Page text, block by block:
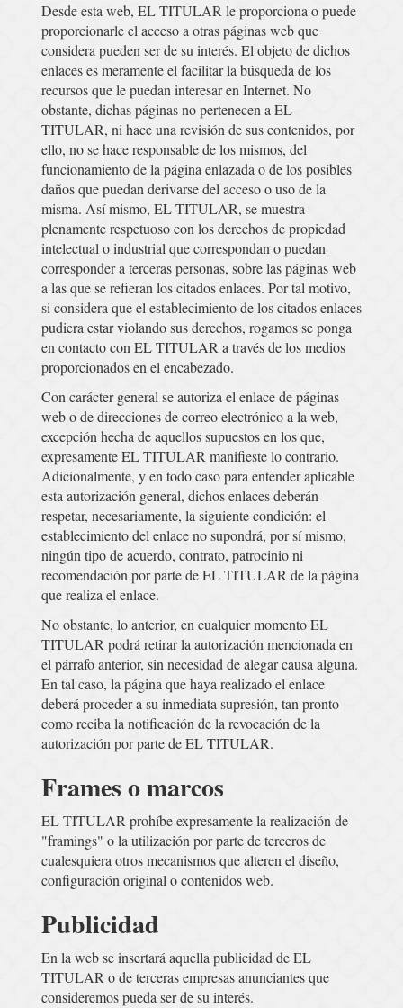
Desde esta web, EL TITULAR le proporciona o puede
proporcionarle el acceso a otras páginas web que
considera pueden ser de su interés. El objeto de dichos
enlaces es meramente el facilitar la búsqueda de los
recursos que le puedan interesar en Internet. No
obstante, dichas páginas no pertenecen a EL
TITULAR, ni hace una revisión de sus contenidos, por
ello, no se hace responsable de los mismos, del
funcionamiento de la página enlazada o de los posibles
daños que puedan derivarse del acceso o uso de la
misma. Así mismo, EL TITULAR, se muestra
plenamente respetuoso con los derechos de propiedad
intelectual o industrial que correspondan o puedan
corresponder a terceras personas, sobre las páginas web
a las que se refieran los citados enlaces. Por tal motivo,
si considera que el establecimiento de los citados enlaces
pudiera estar violando sus derechos, rogamos se ponga
en contacto con EL TITULAR a través de los medios
proporcionados en el encabezado.
Con carácter general se autoriza el enlace de páginas
web o de direcciones de correo electrónico a la web,
excepción hecha de aquellos supuestos en los que,
expresamente EL TITULAR manifieste lo contrario.
Adicionalmente, y en todo caso para entender aplicable
esta autorización general, dichos enlaces deberán
respetar, necesariamente, la siguiente condición: el
establecimiento del enlace no supondrá, por sí mismo,
ningún tipo de acuerdo, contrato, patrocinio ni
recomendación por parte de EL TITULAR de la página
que realiza el enlace.
No obstante, lo anterior, en cualquier momento EL
TITULAR podrá retirar la autorización mencionada en
el párrafo anterior, sin necesidad de alegar causa alguna.
En tal caso, la página que haya realizado el enlace
deberá proceder a su inmediata supresión, tan pronto
como reciba la notificación de la revocación de la
autorización por parte de EL TITULAR.
Frames o marcos
EL TITULAR prohíbe expresamente la realización de
"framings" o la utilización por parte de terceros de
cualesquiera otros mecanismos que alteren el diseño,
configuración original o contenidos web.
Publicidad
En la web se insertará aquella publicidad de EL
TITULAR o de terceras empresas anunciantes que
consideremos pueda ser de su interés.